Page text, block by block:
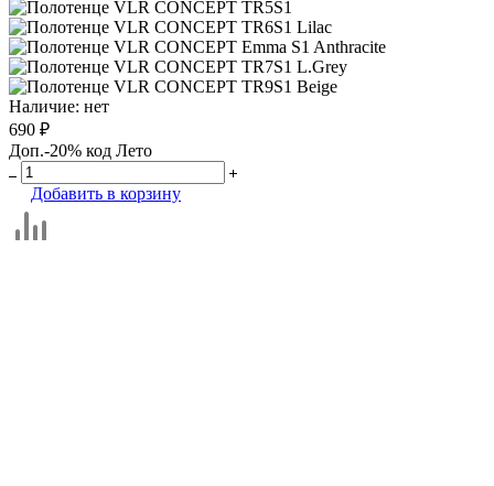
Наличие: нет
690 ₽
Доп.-20% код Лето
Добавить в корзину